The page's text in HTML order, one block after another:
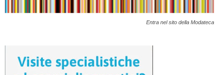
Entra nel sito della Modateca